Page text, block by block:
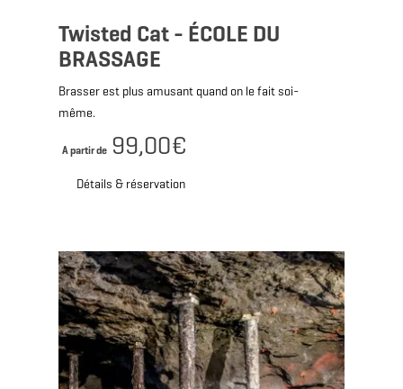
Twisted Cat - ÉCOLE DU
BRASSAGE
Brasser est plus amusant quand on le fait soi-
même.
Détails & réservation
A partir de 99,00€